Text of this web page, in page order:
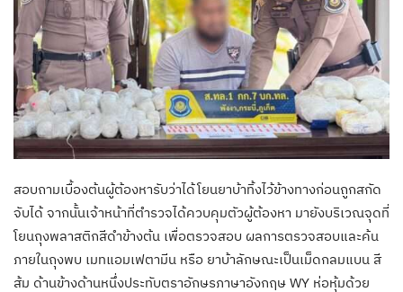
สอบถามเบื้องต้นผู้ต้องหารับว่าได้โยนยาบ้าทิ้งไว้ข้างทางก่อนถูกสกัด
จับได้ จากนั้นเจ้าหน้าที่ตำรวจได้ควบคุมตัวผู้ต้องหา มายังบริเวณจุดที่
โยนถุงพลาสติกสีดำข้างต้น เพื่อตรวจสอบ ผลการตรวจสอบและค้น
ภายในถุงพบ เมทแอมเฟตามีน หรือ ยาบ้าลักษณะเป็นเม็ดกลมแบน สี
ส้ม ด้านข้างด้านหนึ่งประทับตราอักษรภาษาอังกฤษ WY ห่อหุ้มด้วย